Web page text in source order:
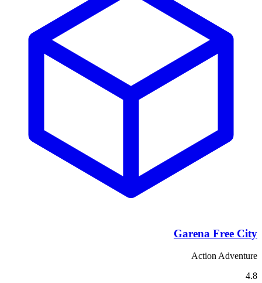
Garena Free City
Action Adventure
4.8